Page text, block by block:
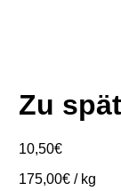
Zu
10,50€
175,00€ / kg